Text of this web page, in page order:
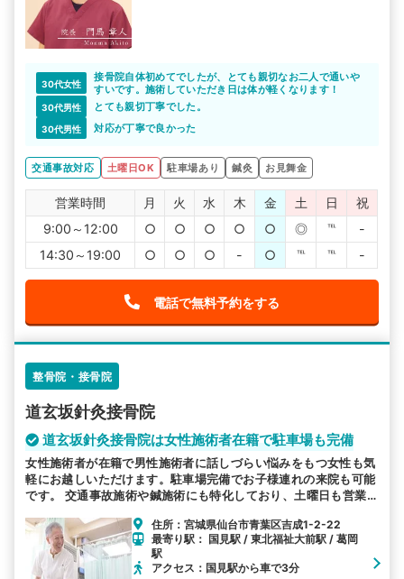
30代女性
接骨院自体初めてでしたが、とても親切なお二人で通いや
すいです。施術していただき日は体が軽くなります！
30代男性 とても親切丁寧でした。
30代男性 対応が丁寧で良かった
交通事故対応 土曜日OK 駐車場あり 鍼灸 お見舞金
営業時間 月 火 水 木 金 土 日
祝
9:00～12:00
○ ○ ○ ○ ○ ◎ ℡
-
14:30～19:00
○ ○ ○ - ○ ℡ ℡ -
電話で無料予約をする
整骨院・接骨院
道玄坂針灸接骨院
道玄坂針灸接骨院は女性施術者在籍で駐車場も完備
女性施術者が在籍で男性施術者に話しづらい悩みをもつ女性も気
軽にお越しいただけます。駐車場完備でお子様連れの来院も可能
です。 交通事故施術や鍼施術にも特化しており、土曜日も営業
住所：宮城県仙台市青葉区吉成1-2-22
最寄り駅： 国見駅 / 東北福祉大前駅 / 葛岡
駅
アクセス：国見駅から車で3分